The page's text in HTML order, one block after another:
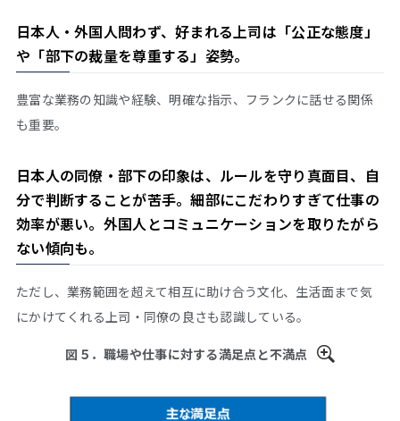
日本人・外国人問わず、好まれる上司は「公正な態度」
や「部下の裁量を尊重する」姿勢。
豊富な業務の知識や経験、明確な指示、フランクに話せる関係
も重要。
日本人の同僚・部下の印象は、ルールを守り真面目、自
分で判断することが苦手。細部にこだわりすぎて仕事の
効率が悪い。外国人とコミュニケーションを取りたがら
ない傾向も。
ただし、業務範囲を超えて相互に助け合う文化、生活面まで気
にかけてくれる上司・同僚の良さも認識している。
図５．職場や仕事に対する満足点と不満点